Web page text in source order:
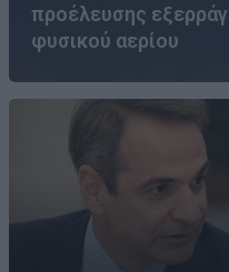
προέλευσης
φυσικού αερίου